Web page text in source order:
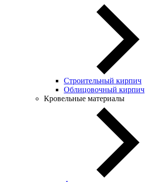
Строительный кирпич
Облицовочный кирпич
Кровельные материалы